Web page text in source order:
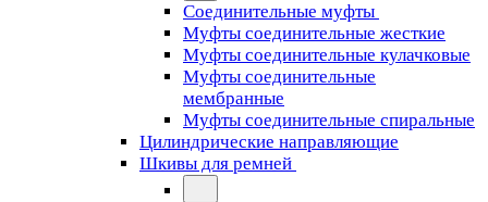
Соединительные муфты
Муфты соединительные жесткие
Муфты соединительные кулачковые
Муфты соединительные
мембранные
Муфты соединительные спиральные
Цилиндрические направляющие
Шкивы для ремней